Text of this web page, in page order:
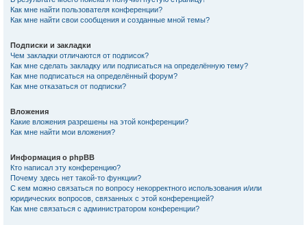
Как мне найти пользователя конференции?
Как мне найти свои сообщения и созданные мной темы?
Подписки и закладки
Чем закладки отличаются от подписок?
Как мне сделать закладку или подписаться на определённую тему?
Как мне подписаться на определённый форум?
Как мне отказаться от подписки?
Вложения
Какие вложения разрешены на этой конференции?
Как мне найти мои вложения?
Информация о phpBB
Кто написал эту конференцию?
Почему здесь нет такой-то функции?
С кем можно связаться по вопросу некорректного использования и/или
юридических вопросов, связанных с этой конференцией?
Как мне связаться с администратором конференции?